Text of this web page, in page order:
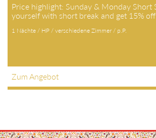
Price highlight: Sunday & Monday Short
yourself with short break and get 15% off
1 Nächte / HP / verschiedene Zimmer / p.P.
Zum Angebot